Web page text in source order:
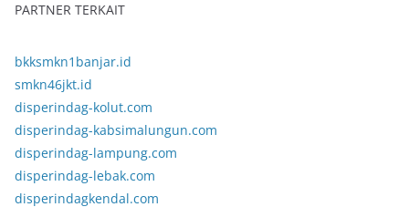
PARTNER TERKAIT
bkksmkn1banjar.id
smkn46jkt.id
disperindag-kolut.com
disperindag-kabsimalungun.com
disperindag-lampung.com
disperindag-lebak.com
disperindagkendal.com